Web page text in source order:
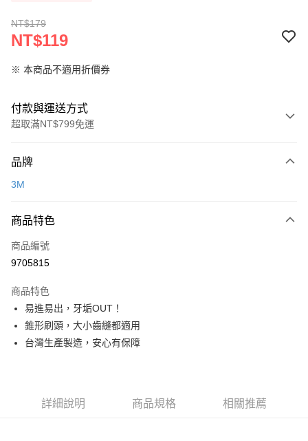
NT$179
NT$119
※ 本商品不適用折價券
付款與運送方式
超取滿NT$799免運
信用卡一次付款
LINE Pay
Apple Pay
悠遊付
Google Pay
全盈+PAY
【關於「AFTEE先享後付」】
品牌
3M
商品特色
商品編號
9705815
商品特色
易進易出，牙垢OUT！
錐形刷頭，大小齒縫都適用
台灣生產製造，安心有保障
詳細說明 商品規格 相關推薦